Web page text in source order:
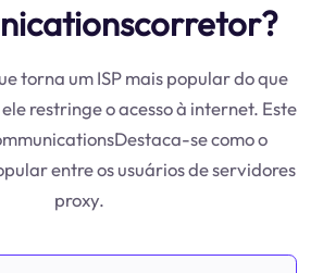
torna um ISP mais popular do que
restringe o acesso à internet. Este
se como o
entre os usuários de servidores
proxy.